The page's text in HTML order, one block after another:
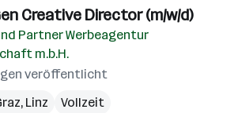
Creative Director (m/w/d)
Partner Werbeagentur
m.b.H.
veröffentlicht
, Linz
Vollzeit